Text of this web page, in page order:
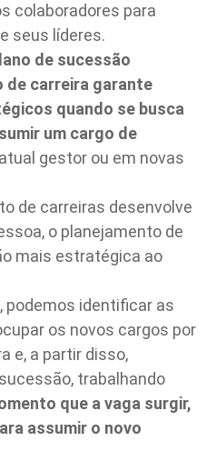
colaboradores para
seus líderes.
de sucessão
de carreira garante
quando se busca
um cargo de
gestor ou em novas
de carreiras desenvolve
o planejamento de
mais estratégica ao
podemos identificar as
os novos cargos por
e, a partir disso,
trabalhando
que a vaga surgir,
assumir o novo